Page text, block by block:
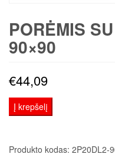
PORĖMIS
90×90
€44,09
Į krepšelį
Produkto kodas: 2P20DL2-